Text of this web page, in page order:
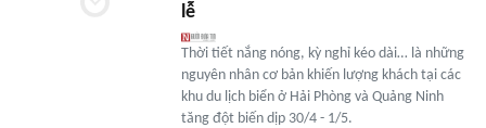
lễ
Thời tiết nắng nóng, kỳ nghỉ kéo dài… là những
nguyên nhân cơ bản khiến lượng khách tại các
khu du lịch biển ở Hải Phòng và Quảng Ninh
tăng đột biến dịp 30/4 - 1/5.